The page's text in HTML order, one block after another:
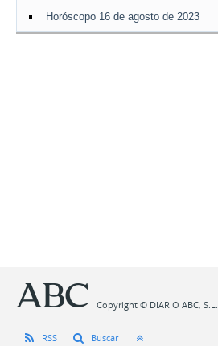
Horóscopo 16 de agosto de 2023
Copyright © DIARIO ABC, S.L.
RSS Buscar